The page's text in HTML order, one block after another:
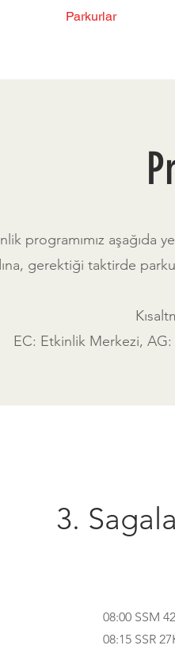
Parkurlar
programımız aşağıda
gerektiği taktirde
EC: Etkinlik Merkezi,
3.
08:00 SSM
08:15 SSR